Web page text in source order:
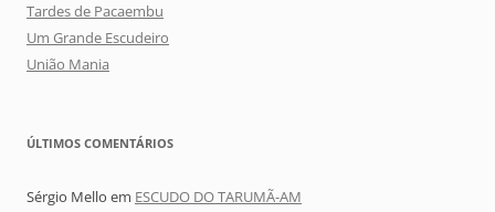
Tardes de Pacaembu
Um Grande Escudeiro
União Mania
ÚLTIMOS COMENTÁRIOS
Sérgio Mello em ESCUDO DO TARUMÃ-AM